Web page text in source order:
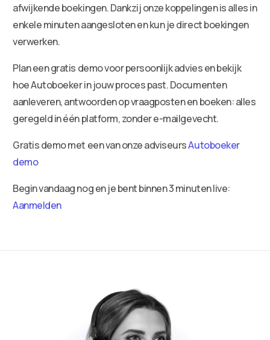
afwijkende boekingen. Dankzij onze koppelingen is alles in
enkele minuten aangesloten en kun je direct boekingen
verwerken.
Plan een gratis demo voor persoonlijk advies en bekijk
hoe Autoboeker in jouw proces past. Documenten
aanleveren, antwoorden op vraagposten en boeken: alles
geregeld in één platform, zonder e-mailgevecht.
Gratis demo met een van onze adviseursAutoboeker
demo
Begin vandaag nog en je bent binnen 3 minuten live:
Aanmelden